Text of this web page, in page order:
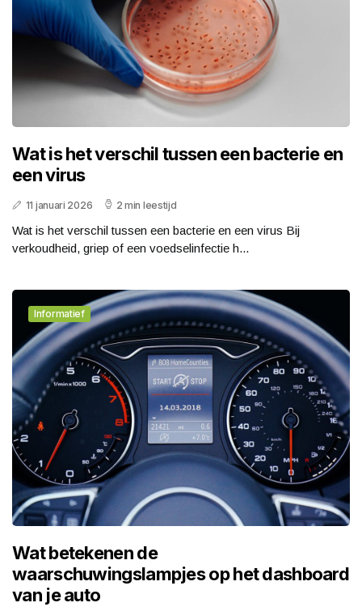
Wat is het verschil tussen een bacterie en
een virus
11 januari 2026 2 min leestijd
Wat is het verschil tussen een bacterie en een virus Bij
verkoudheid, griep of een voedselinfectie h...
Informatief
Wat betekenen de
waarschuwingslampjes op het dashboard
van je auto